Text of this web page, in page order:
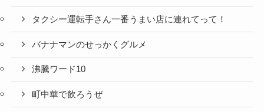
タクシー運転手さん一番うまい店に連れてって！
バナナマンのせっかくグルメ
沸騰ワード10
町中華で飲ろうぜ